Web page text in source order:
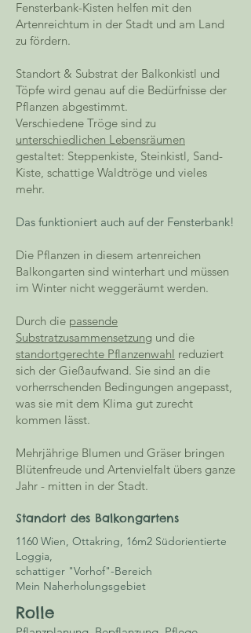
Fensterbank-Kisten helfen mit den
Artenreichtum in der Stadt und am Land
zu fördern.
​Standort & Substrat der Balkonkistl und
Töpfe wird genau auf die Bedürfnisse der
Pflanzen abgestimmt.
Verschiedene Tröge sind zu
unterschiedlichen Lebensräumen
gestaltet: Steppenkiste, Steinkistl, Sand-
Kiste, schattige Waldtröge und vieles
mehr.
Das funktioniert auch auf der Fensterbank!
Die Pflanzen in diesem artenreichen
Balkongarten sind winterhart und müssen
im Winter nicht weggeräumt werden.
Durch die passende
Substratzusammensetzung und die
standortgerechte Pflanzenwahl reduziert
sich der Gießaufwand. Sie sind an die
vorherrschenden Bedingungen angepasst,
was sie mit dem Klima gut zurecht
kommen lässt.
Mehrjährige Blumen und Gräser bringen
Blütenfreude und Artenvielfalt übers ganze
Jahr - mitten in der Stadt.
Standort des Balkongartens
1160 Wien, Ottakring, 16m2 Südorientierte
Loggia,
schattiger "Vorhof"-Bereich
Mein Naherholungsgebiet
Rolle